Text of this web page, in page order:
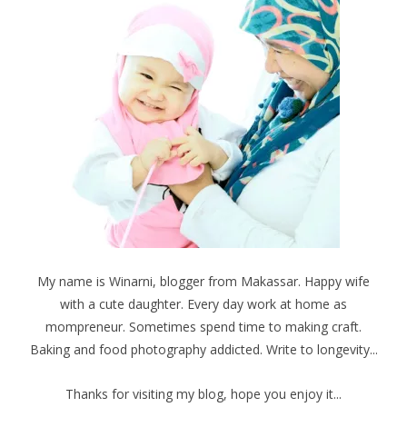
My name is Winarni, blogger from Makassar. Happy wife
with a cute daughter. Every day work at home as
mompreneur. Sometimes spend time to making craft.
Baking and food photography addicted. Write to longevity...
Thanks for visiting my blog, hope you enjoy it...